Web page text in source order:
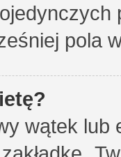
pola
wątek lub